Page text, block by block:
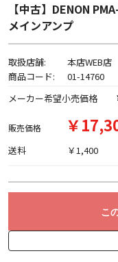
【中古】DENON
メインアンプ
取扱店舗:
本店WEB店
商品コード:
01-14760
メーカー希望小売価格
販売価格 ￥
送料 ￥1,400
こ